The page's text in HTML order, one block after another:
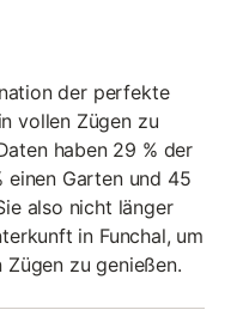
der perfekte
vollen Zügen zu
haben 29 % der
einen Garten und 45
also nicht länger
in Funchal, um
zu genießen.